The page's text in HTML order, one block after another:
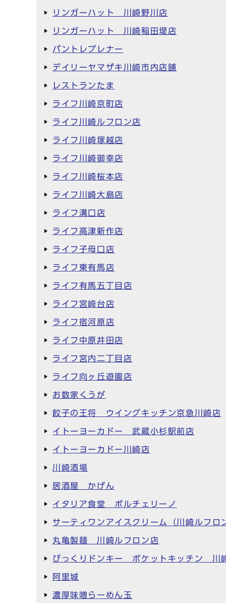
リンガーハット 川崎野川店
リンガーハット 川崎稲田堤店
パントレプレナー
デイリーヤマザキ川崎市内店舗
レストランたま
ライフ川崎京町店
ライフ川崎ルフロン店
ライフ川崎塚越店
ライフ川崎御幸店
ライフ川崎桜本店
ライフ川崎大島店
ライフ溝口店
ライフ高津新作店
ライフ子母口店
ライフ東有馬店
ライフ有馬五丁目店
ライフ宮崎台店
ライフ宿河原店
ライフ中原井田店
ライフ宮内二丁目店
ライフ向ヶ丘遊園店
お数家くうが
餃子の王将 ウイングキッチン京急川崎店
イトーヨーカドー 武蔵小杉駅前店
イトーヨーカドー川崎店
川崎酒場
居酒屋 かげん
イタリア食堂 ポルチェリーノ
サーティワンアイスクリーム（川崎ルフロ
丸亀製麺 川崎ルフロン店
びっくりドンキー ポケットキッチン 川
阿里城
濃厚味噌らーめん玉